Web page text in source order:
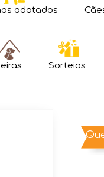
adotados
Sorteios